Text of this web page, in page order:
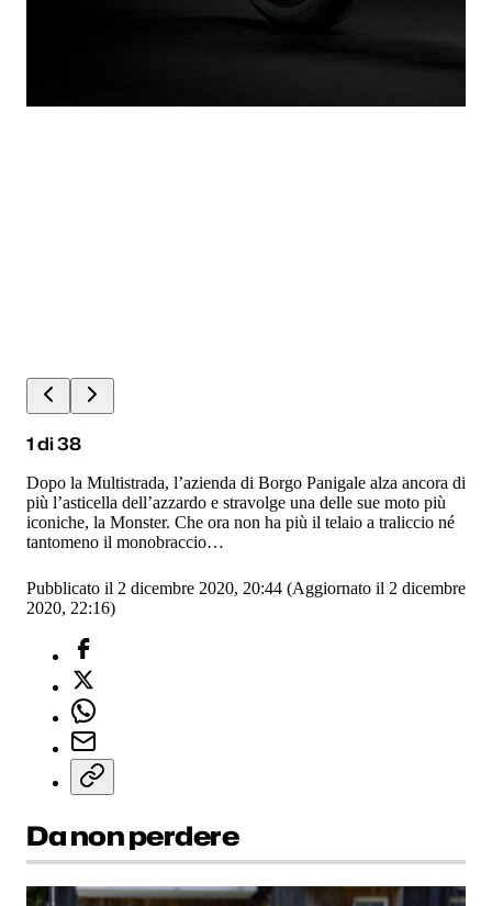
1di38
Dopo la Multistrada, l’azienda di Borgo Panigale alza ancora di
più l’asticella dell’azzardo e stravolge una delle sue moto più
iconiche, la Monster. Che ora non ha più il telaio a traliccio né
tantomeno il monobraccio…
Pubblicato il 2 dicembre 2020, 20:44 (Aggiornato il 2 dicembre
2020, 22:16)
Da non perdere